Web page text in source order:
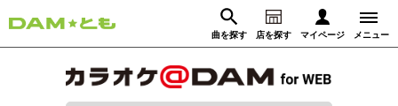
曲を探す 店を探す マイページ メニュー
ログイン